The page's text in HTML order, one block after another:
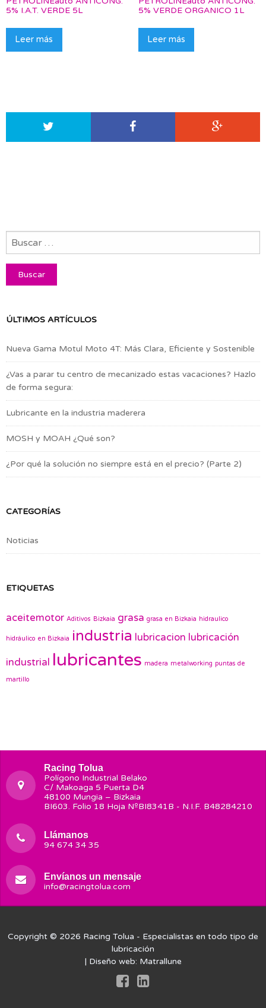
5% I.A.T. VERDE 5L
Leer más
5% VERDE ORGANICO 1L
Leer más
ÚLTIMOS ARTÍCULOS
Nueva Gama Motul Moto 4T: Más Clara, Eficiente y Sostenible
¿Vas a parar tu centro de mecanizado estas vacaciones? Hazlo
de forma segura:
Lubricante en la industria maderera
MOSH y MOAH ¿Qué son?
¿Por qué la solución no siempre está en el precio? (Parte 2)
CATEGORÍAS
Noticias
ETIQUETAS
aceitemotor Aditivos Bizkaia grasa grasa en Bizkaia hidraulico
hidráulico en Bizkaia industria lubricacion lubricación
industrial lubricantes madera metalworking puntas de
martillo
Racing Tolua
Polígono Industrial Belako
C/ Makoaga 5 Puerta D4
48100 Mungia – Bizkaia
BI603. Folio 18 Hoja NºBI8341B - N.I.F. B48284210
Llámanos
94 674 34 35
Envíanos un mensaje
info@racingtolua.com
Copyright © 2026 Racing Tolua - Especialistas en todo tipo de
lubricación
| Diseño web: Matrallune